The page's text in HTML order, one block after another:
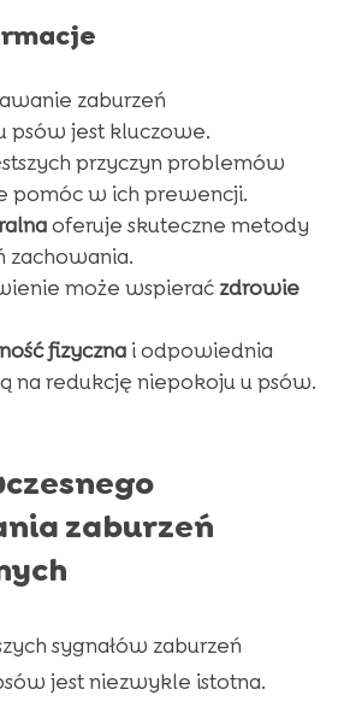
pupilom?
aktywności fizycznej
na zdrowie psychiczne psa
społecznych dla psa
zdrowie psychiczne
między szkoleniem a
w leczeniu zaburzeń
zaburzeń
psów jest kluczowe.
przyczyn problemów
pomóc w ich prewencji.
oferuje skuteczne metody
zachowania.
może wspierać zdrowie
fizycznai odpowiednia
na redukcję niepokoju u psów.
zaburzeń
sygnałów zaburzeń
jest niezwykle istotna.